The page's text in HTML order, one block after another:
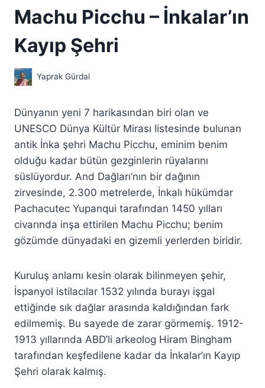
Machu Picchu – İnkalar’ın
Kayıp Şehri
Yaprak Gürdal
Dünyanın yeni 7 harikasından biri olan ve
UNESCO Dünya Kültür Mirası listesinde bulunan
antik İnka şehri Machu Picchu, eminim benim
olduğu kadar bütün gezginlerin rüyalarını
süslüyordur. And Dağları’nın bir dağının
zirvesinde, 2.300 metrelerde, İnkalı hükümdar
Pachacutec Yupanqui tarafından 1450 yılları
civarında inşa ettirilen Machu Picchu; benim
gözümde dünyadaki en gizemli yerlerden biridir.
Kuruluş anlamı kesin olarak bilinmeyen şehir,
İspanyol istilacılar 1532 yılında burayı işgal
ettiğinde sık dağlar arasında kaldığından fark
edilmemiş. Bu sayede de zarar görmemiş. 1912-
1913 yıllarında ABD’li arkeolog Hiram Bingham
tarafından keşfedilene kadar da İnkalar’ın Kayıp
Şehri olarak kalmış.